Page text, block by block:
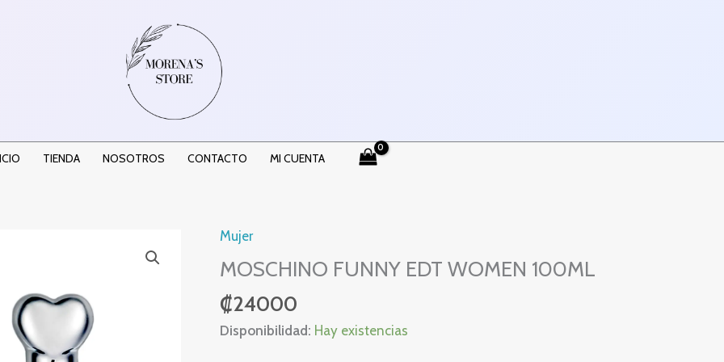
TIENDA NOSOTROS CONTACTO MI CUENTA
Mujer
MOSCHINO FUNNY EDT WOMEN 100ML
₡24000
Disponibilidad: Hay existencias
MOSCHINO
FUNNY
WOMEN
100ML